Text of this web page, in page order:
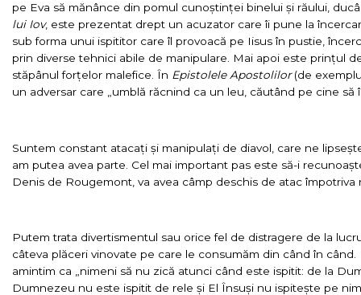
pe Eva să mănânce din pomul cunoștinței binelui și răului,
lui Iov, este prezentat drept un acuzator care îi pune la
sub forma unui ispititor care îl provoacă pe Iisus în pustie,
prin diverse tehnici abile de manipulare. Mai apoi este prințul
stăpânul forțelor malefice. În Epistolele Apostolilor(de
un adversar care „umblă răcnind ca un leu, căutând pe cine să
Suntem constant atacați și manipulați de diavol, care ne
am putea avea parte. Cel mai important pas este să-i
Denis de Rougemont, va avea câmp deschis de atac împotriva
Putem trata divertismentul sau orice fel de distragere de la
câteva plăceri vinovate pe care le consumăm din când în
amintim ca „nimeni să nu zică atunci când este ispitit: de la
Dumnezeu nu este ispitit de rele și El Însuși nu ispitește pe